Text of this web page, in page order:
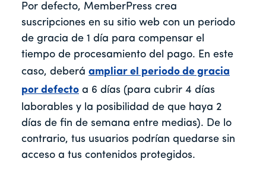
Por defecto, MemberPress crea
suscripciones en su sitio web con un periodo
de gracia de 1 día para compensar el
tiempo de procesamiento del pago. En este
caso, deberá ampliar el periodo de gracia
por defecto a 6 días (para cubrir 4 días
laborables y la posibilidad de que haya 2
días de fin de semana entre medias). De lo
contrario, tus usuarios podrían quedarse sin
acceso a tus contenidos protegidos.